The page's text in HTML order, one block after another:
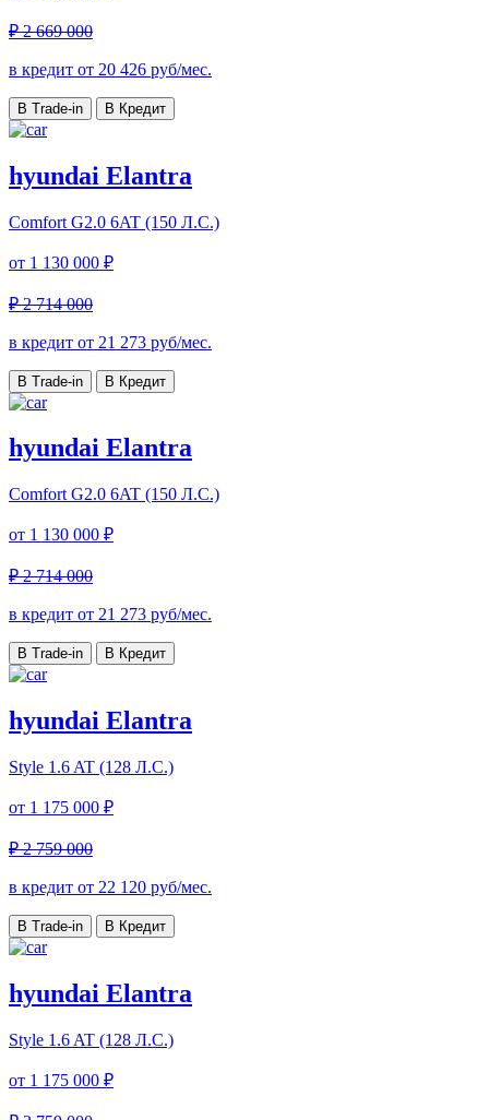
₽ 2 669 000
в кредит от 20 426 руб/мес.
В Trade-in В Кредит
hyundai Elantra
Comfort G2.0 6AT (150 Л.С.)
от 1 130 000 ₽
₽ 2 714 000
в кредит от 21 273 руб/мес.
В Trade-in В Кредит
hyundai Elantra
Comfort G2.0 6AT (150 Л.С.)
от 1 130 000 ₽
₽ 2 714 000
в кредит от 21 273 руб/мес.
В Trade-in В Кредит
hyundai Elantra
Style 1.6 AT (128 Л.С.)
от 1 175 000 ₽
₽ 2 759 000
в кредит от 22 120 руб/мес.
В Trade-in В Кредит
hyundai Elantra
Style 1.6 AT (128 Л.С.)
от 1 175 000 ₽